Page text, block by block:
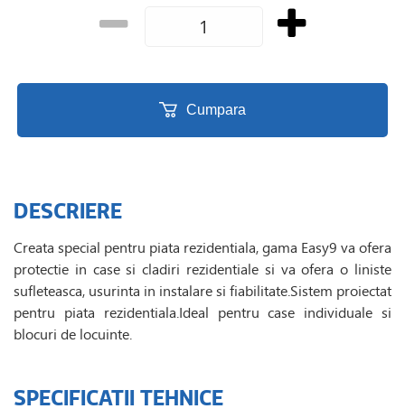
Cumpara
DESCRIERE
Creata special pentru piata rezidentiala, gama Easy9 va ofera
protectie in case si cladiri rezidentiale si va ofera o liniste
sufleteasca, usurinta in instalare si fiabilitate.Sistem proiectat
pentru piata rezidentiala.Ideal pentru case individuale si
blocuri de locuinte.
SPECIFICATII TEHNICE